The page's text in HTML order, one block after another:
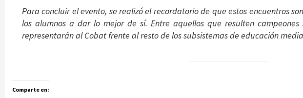
Para concluir el evento, se realizó el recordatorio de que estos encuentros
los alumnos a dar lo mejor de sí. Entre aquellos que resulten campeones
representarán al Cobat frente al resto de los subsistemas de educación
Comparte en: